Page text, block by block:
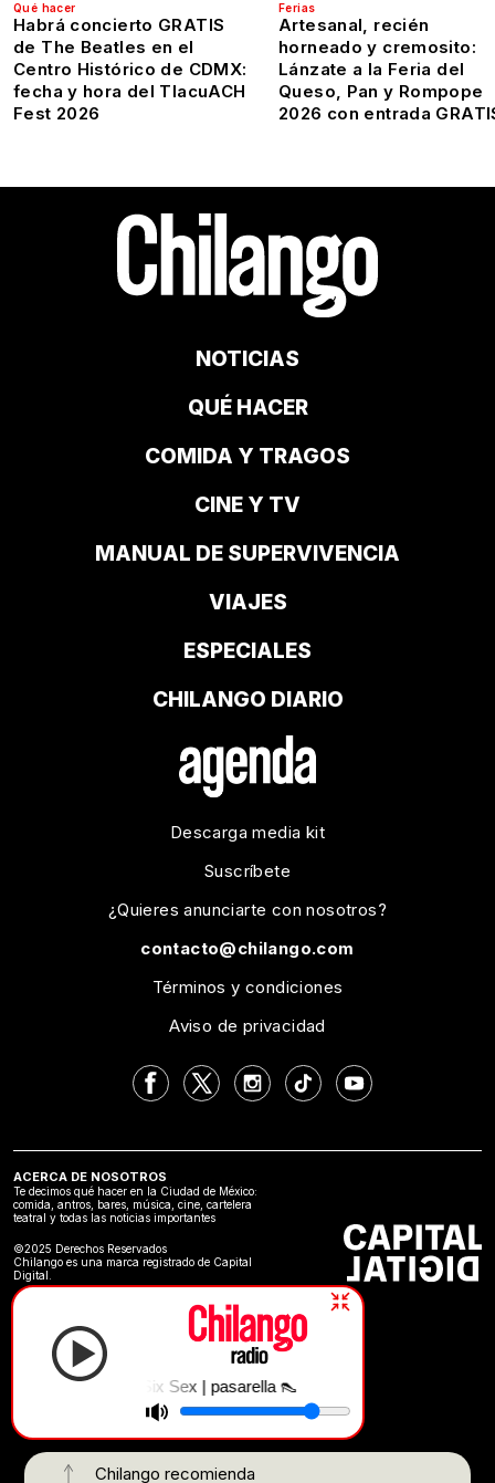
Emilia & Six Sex | pasarella 👠
Chilango recomienda
Qué hacer
Habrá concierto GRATIS
de The Beatles en el
Centro Histórico de CDMX:
fecha y hora del TlacuACH
Fest 2026
Ferias
Artesanal, recién
horneado y cremosito:
Lánzate a la Feria del
Queso, Pan y Rompope
2026 con entrada
NOTICIAS
QUÉ HACER
COMIDA Y TRAGOS
CINE Y TV
MANUAL DE SUPERVIVENCIA
VIAJES
ESPECIALES
CHILANGO DIARIO
Descarga media kit
Suscríbete
¿Quieres anunciarte con nosotros?
contacto@chilango.com
Términos y condiciones
Aviso de privacidad
ACERCA DE NOSOTROS
Te decimos qué hacer en la Ciudad de México:
comida, antros, bares, música, cine, cartelera
teatral y todas las noticias importantes
©2025 Derechos Reservados
Chilango es una marca registrado de Capital
Digital.